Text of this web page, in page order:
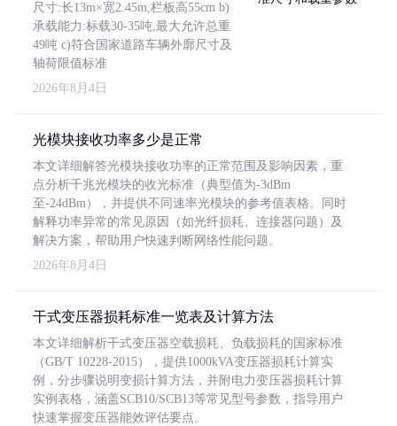
尺寸:长13m×宽2.45m,栏板高55cm b)
承载能力:标载30-35吨,最大允许总重
49吨 c)符合国家道路车辆外廓尺寸及
轴荷限值标准
2026年8月4日
光模块接收功率多少是正常
本文详细解答光模块接收功率的正常范围及影响因素，重
点分析千兆光模块的收光标准（典型值为-3dBm
至-24dBm），并提供不同速率光模块的参考值表格。同时
解释功率异常的常见原因（如光纤损耗、连接器问题）及
解决方案，帮助用户快速判断网络性能问题。
2026年8月4日
干式变压器损耗标准一览表及计算方法
本文详细解析干式变压器空载损耗、负载损耗的国家标准
（GB/T 10228-2015），提供1000kVA变压器损耗计算实
例，分步骤说明变损计算方法，并附电力变压器损耗计算
实例表格，涵盖SCB10/SCB13等常见型号参数，指导用户
快速掌握变压器能效评估要点。